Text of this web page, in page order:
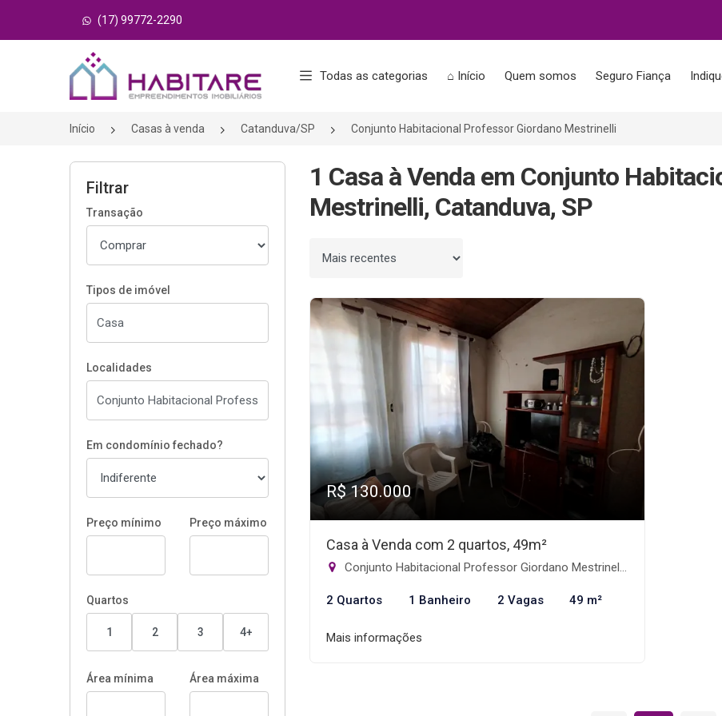
(17) 99772-2290
Página inicial
Todas as categorias ⌂ Início Quem somos Seguro Fiança
Início Casas à venda Catanduva/SP Conjunto Habitacional Professor Giordano Mestrinelli
Filtrar
Transação
Tipos de imóvel
Localidades
Em condomínio fechado?
Preço mínimo Preço máximo
Quartos
1 2 3 4+
Área mínima Área máxima
1 Casa à Venda em Conjunto
Mestrinelli, Catanduva, SP
Ordenar por
R$ 130.000
Casa à Venda com 2 quartos, 49m²
Conjunto Habitacional Professor Giordano Mestrinelli, Catanduva-SP
2 Quartos 1 Banheiro 2 Vagas 49 m²
Mais informações